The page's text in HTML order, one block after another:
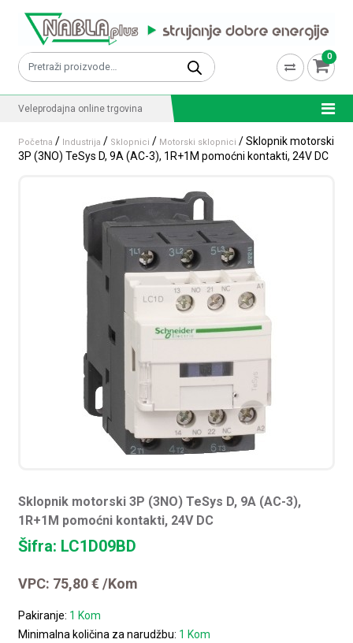
Pretraži: 0
Veleprodajna online trgovina
Početna / Industrija / Sklopnici / Motorski sklopnici / Sklopnik motorski
3P (3NO) TeSys D, 9A (AC-3), 1R+1M pomoćni kontakti, 24V DC
Sklopnik motorski 3P (3NO) TeSys D, 9A (AC-3),
1R+1M pomoćni kontakti, 24V DC
Šifra: LC1D09BD
VPC: 75,80€ /Kom
Pakiranje: 1 Kom
Minimalna količina za narudžbu: 1 Kom